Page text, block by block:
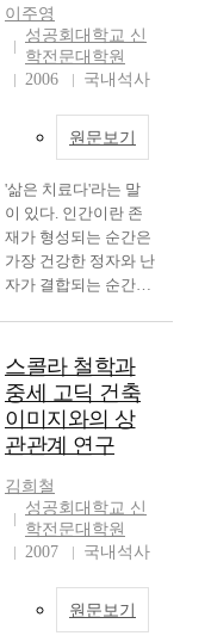
다"라는 명제를 통해
서 로마서를 새롭게 해
석하기 시작하여 새로
운 신학의 길을 시작하
으로 하느님과 인간의
식하여 "하느님은 하
느님이고 인간은 인간
이다. "라는 새로운 명
제를 통해 교회를 다시
새롭게 인식하기 시작
한한 질적 차이에서 구
원의 방향이 인간에서
시작되어 하느님에게
이르는 것이 아니라 은
혜를 통해서 하느님이
인간을 만나시는 사건
으로 정의하였다. 즉
바르트는 어거스틴에
서 시작하여 종교개혁
심 신학을 새롭게 해석
에 대한 근거를 두 가
지 측면에서 살펴보면
첫째는 존 힉(J. Hick)
이 주장한 것처럼 모든
므로 종교적 절대성을
고집해서는 안된다는
둘째는 피터 버거(P. L.
Berger)의 종교 사회적
개념이해가 그것이다.
따라서 두 입장을 통해
더 이상 종교의 절대성
을 강조하는 시대는 지
만이 독점적인 위치를
점유하며 신앙을 강요
할 수 없다는 것이다.
그리고 종교다원주의
의 출현요인은 크게 두
가지 맥락에서 찾아 볼
수 있는데, 첫째는 사
회 문화적 요인과 문화
인식적 맥락이 그것이
의 사상적 흐름과 한국
사회의 종교적 배경에
급진적인 발전, 대담하
고 역동적인 예술적 표
현은 N세대(Network)
(PDG)와 같은 신종 세
대를 만들어 냈고, 음
건축 등에 있어서도 새
로운 형식을 요구하고
있는 실정이다. 이러한
변화의 급물결 속에서
교회라는 공동체 역시
다는 사실을 우리는 인
식하고 있다. 이렇듯
변화하는 오늘의 현실
속에서, 교회의 위치를
생각해 볼 때, 마땅히
교회는 사회 안에서.
사회를 위해서 존재해
야 한다고 우리는 그
존재의 의미를 이해하
있다. 그럼에도 불구하
이주영
성공회대학교 신
학전문대학원
2006
국내석사
원문보기
'삶은 치료다'라는 말
이 있다. 인간이란 존
재가 형성되는 순간은
가장 건강한 정자와 난
자가 결합되는 순간인
하고, 성장시키기가 그
리 쉽지 않다. 그래서
삶은 치료와 관계되고
그 관계성은 인간이 살
아있는 동안 끈질기게
이어진다. 본 연구자는
이런 사실을 토대로 하
여 음악치료를 중심으
로 한 목회 방법을 연
했고, 그에 대한 답으
스콜라 철학과
중세 고딕 건축
이미지와의 상
관관계 연구
김희철
성공회대학교 신
학전문대학원
2007
국내석사
원문보기